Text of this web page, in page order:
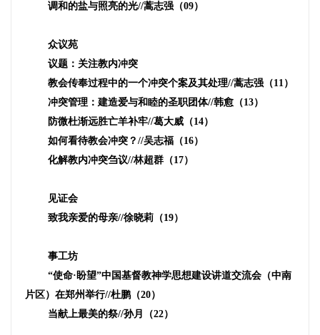
调和的盐与照亮的光//蒿志强（09）
众议苑
议题：关注教内冲突
教会传奉过程中的一个冲突个案及其处理//蒿志强（11）
冲突管理：建造爱与和睦的圣职团体//韩愈（13）
防微杜渐远胜亡羊补牢//葛大威（14）
如何看待教会冲突？ //吴志福（16）
化解教内冲突刍议//林超群（17）
见证会
致我亲爱的母亲//徐晓莉（19）
事工坊
“使命·盼望”中国基督教神学思想建设讲道交流会（中南
片区）在郑州举行//杜鹏（20）
当献上最美的祭//孙月（22）